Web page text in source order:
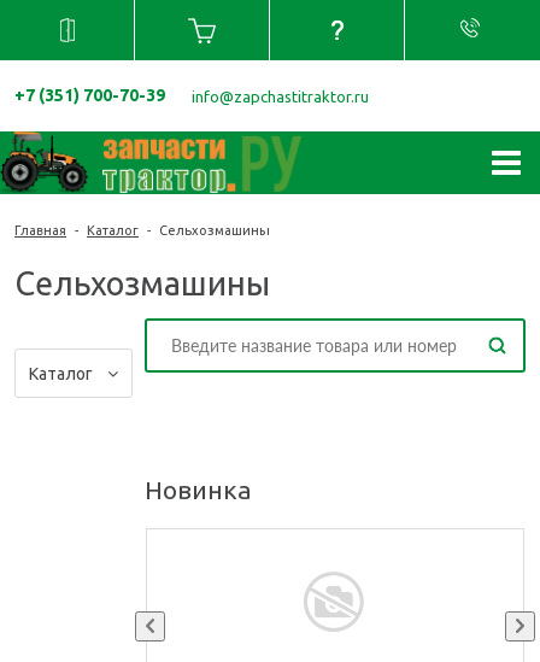
+7 (351) 700-70-39 info@zapchastitraktor.ru
Главная - Каталог - Сельхозмашины
Сельхозмашины
Каталог
Новинка